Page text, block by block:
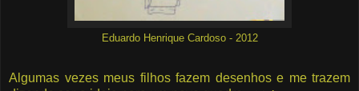
Eduardo Henrique Cardoso - 2012
Algumas vezes meus filhos fazem desenhos e me trazem